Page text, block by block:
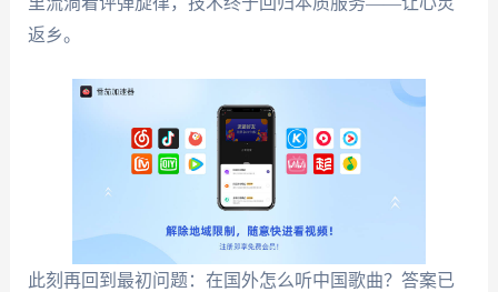
返乡。
此刻再回到最初问题：在国外怎么听中国歌曲？答案已